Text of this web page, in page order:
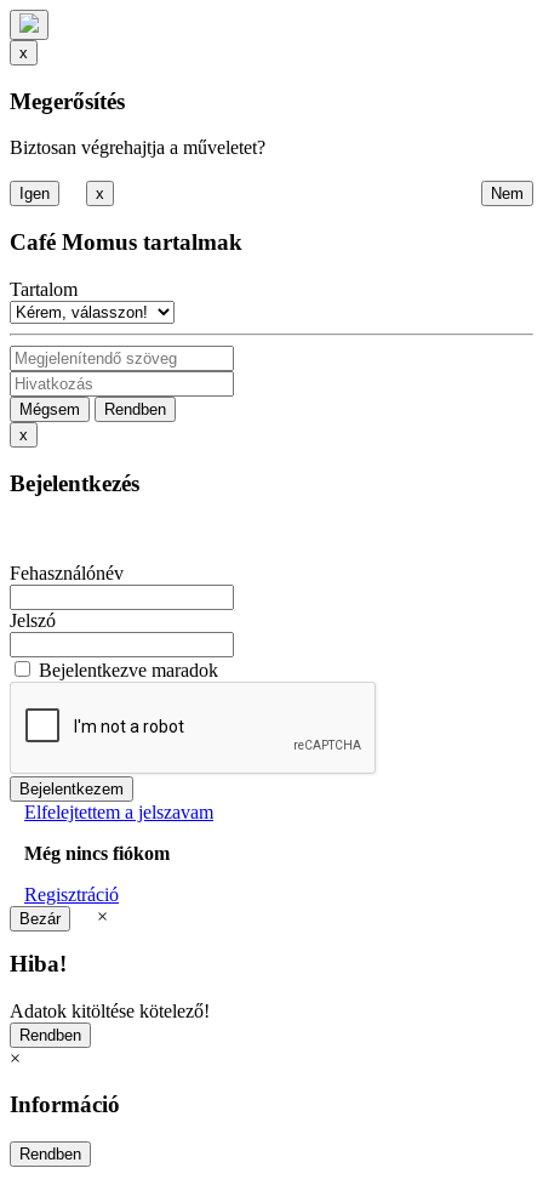
x
Megerősítés
Biztosan végrehajtja a műveletet?
x
Café Momus tartalmak
Tartalom
Mégsem
Rendben
x
Bejelentkezés
Fehasználónév
Jelszó
Bejelentkezve maradok
Elfelejtettem a jelszavam
Még nincs fiókom
Regisztráció
×
Hiba!
Adatok kitöltése kötelező!
×
Információ